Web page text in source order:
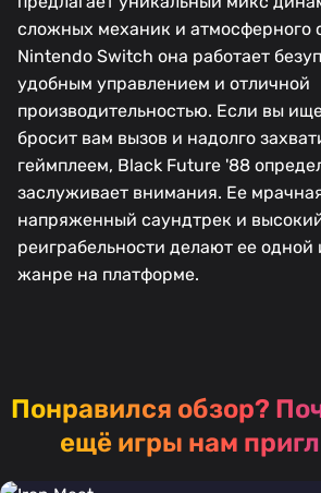
сложных механик и атмосферного
Nintendo Switch она работает
удобным управлением и отличной
производительностью. Если вы
бросит вам вызов и надолго
геймплеем, Black Future '88
заслуживает внимания. Ее
напряженный саундтрек и
реиграбельности делают ее одной
жанре на платформе.
Понравился обзор?
ещё игры нам